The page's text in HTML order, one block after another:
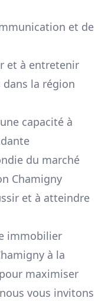
et de
et à entretenir
la région
capacité à
du marché
Chamigny
et à atteindre
immobilier
à la
maximiser
vous invitons